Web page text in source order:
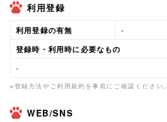
利用登録
利用登録の有無 -
登録時・利用時に必要なもの
-
※登録方法やご利用規約を事前にご確認ください。
WEB/SNS